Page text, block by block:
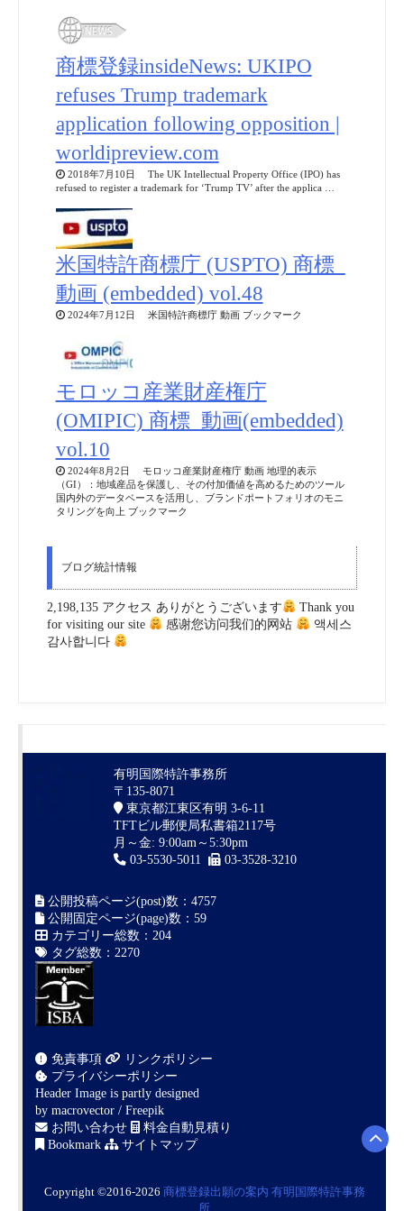
商標登録insideNews: UKIPO
refuses Trump trademark
application following opposition |
worldipreview.com
2018年7月10日 The UK Intellectual Property Office (IPO) has
refused to register a trademark for ‘Trump TV’ after the applica …
米国特許商標庁 (USPTO) 商標_
動画 (embedded) vol.48
2024年7月12日 米国特許商標庁 動画 ブックマーク
モロッコ産業財産権庁
(OMIPIC) 商標_動画(embedded)
vol.10
2024年8月2日 モロッコ産業財産権庁 動画 地理的表示
（GI）：地域産品を保護し、その付加価値を高めるためのツール
国内外のデータベースを活用し、ブランドポートフォリオのモニ
タリングを向上 ブックマーク
ブログ統計情報
2,198,135 アクセス ありがとうございます
Thank you
for visiting our site
感谢您访问我们的网站
액세스
감사합니다
有明国際特許事務所
〒135-8071
東京都江東区有明 3-6-11
TFTビル郵便局私書箱2117号
月～金: 9:00am～5:30pm
03-5530-5011
03-3528-3210
公開投稿ページ(post)数：4757
公開固定ページ(page)数：59
カテゴリー総数：204
タグ総数：2270
免責事項
リンクポリシー
プライバシーポリシー
Header Image is partly designed
by macrovector / Freepik
お問い合わせ
料金自動見積り
Bookmark
サイトマップ
Copyright ©2016-2026 商標登録出願の案内 有明国際特許事務
所